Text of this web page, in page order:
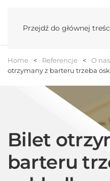
Przejdź do głównej
Home Referencje O nas
otrzymany z barteru trzeba
Bilet
barteru